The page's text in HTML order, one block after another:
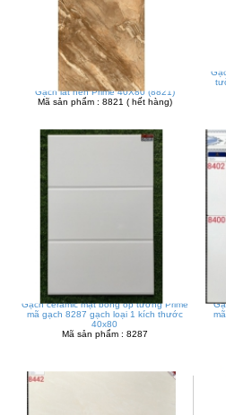
Gạch lát nền Prime 40X80 (8821)
Mã sản phẩm : 8821 ( hết hàng)
Gạch ceramic mặt bóng ốp tường Prime
mã gạch 8287 gạch loại 1 kích thước
40x80
Mã sản phẩm : 8287